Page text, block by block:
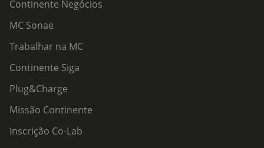
Continente Negócios
MC Sonae
Trabalhar na MC
Continente Siga
Plug&Charge
Missão Continente
Inscrição Co-Lab